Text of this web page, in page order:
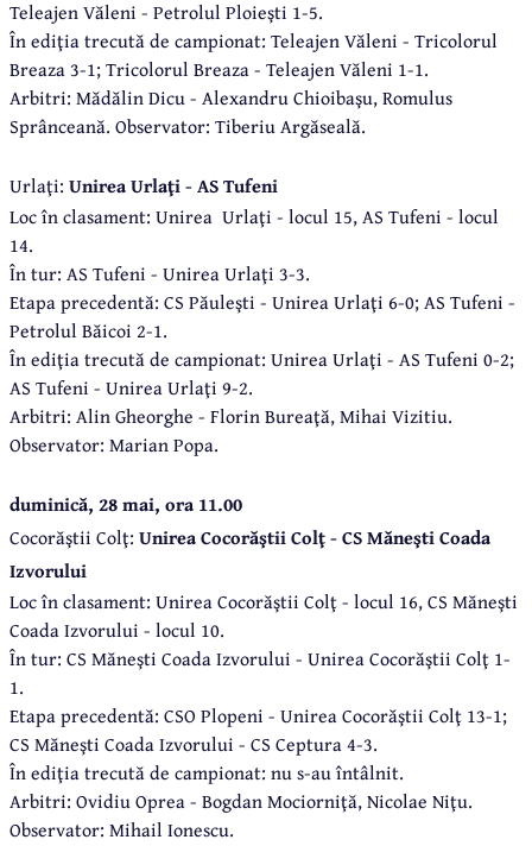
Teleajen Văleni - Petrolul Ploieşti 1-5.
În ediţia trecută de campionat: Teleajen Văleni - Tricolorul
Breaza 3-1; Tricolorul Breaza - Teleajen Văleni 1-1.
Arbitri: Mădălin Dicu - Alexandru Chioibaşu, Romulus
Sprânceană. Observator: Tiberiu Argăseală.
Urlaţi: Unirea Urlaţi - AS Tufeni
Loc în clasament: Unirea Urlaţi - locul 15, AS Tufeni - locul
14.
În tur: AS Tufeni - Unirea Urlaţi 3-3.
Etapa precedentă: CS Păuleşti - Unirea Urlaţi 6-0; AS Tufeni -
Petrolul Băicoi 2-1.
În ediţia trecută de campionat: Unirea Urlaţi - AS Tufeni 0-2;
AS Tufeni - Unirea Urlaţi 9-2.
Arbitri: Alin Gheorghe - Florin Bureaţă, Mihai Vizitiu.
Observator: Marian Popa.
duminică, 28 mai, ora 11.00
Cocorăştii Colţ: Unirea Cocorăştii Colţ - CS Măneşti Coada
Izvorului
Loc în clasament: Unirea Cocorăştii Colţ - locul 16, CS Măneşti
Coada Izvorului - locul 10.
În tur: CS Măneşti Coada Izvorului - Unirea Cocorăştii Colţ 1-
1.
Etapa precedentă: CSO Plopeni - Unirea Cocorăştii Colţ 13-1;
CS Măneşti Coada Izvorului - CS Ceptura 4-3.
În ediţia trecută de campionat: nu s-au întâlnit.
Arbitri: Ovidiu Oprea - Bogdan Mociorniţă, Nicolae Niţu.
Observator: Mihail Ionescu.